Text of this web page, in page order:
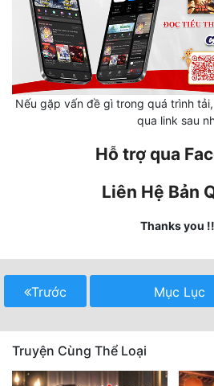
Linh Dị
Làm Giàu
Lịch Sử
Mưu Mô
Nữ Phụ
Phong Thủy - Tâm Linh
Phương Tây
Nếu gặp vấn đề gì trong quá trình
qua link sau
Hỗ trợ qua
Liên Hệ Bản
Thanks you
Trước Mục Lục
Truyện Cùng Thể Loại